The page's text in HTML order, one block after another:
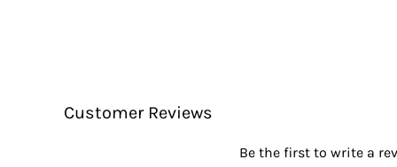
Customer Reviews
Be the first to write a